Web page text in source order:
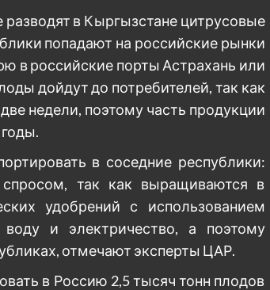
в Кыргызстане цитрусовые
попадают на российские рынки
в российские порты Астрахань или
дойдут до потребителей, так как
недели, поэтому часть продукции
в соседние республики:
так как выращиваются в
удобрений с использованием
воду и электричество, а поэтому
отмечают эксперты ЦАР.
в Россию 2,5 тысяч тонн плодов